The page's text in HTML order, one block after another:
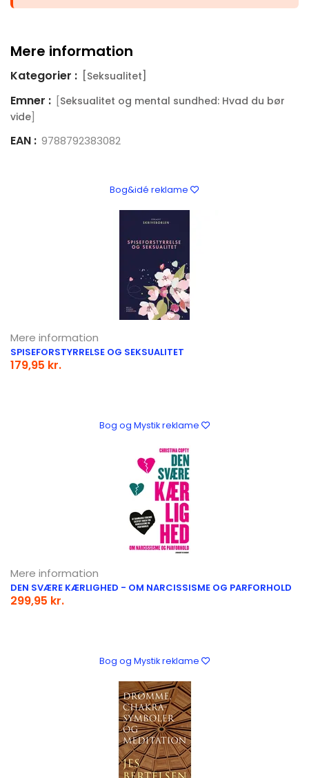
Mere information
Kategorier : [Seksualitet]
Emner : [Seksualitet og mental sundhed: Hvad du bør
vide]
EAN : 9788792383082
Bog&idé reklame
Mere information
SPISEFORSTYRRELSE OG SEKSUALITET
179,95 kr.
Bog og Mystik reklame
Mere information
DEN SVÆRE KÆRLIGHED - OM NARCISSISME OG PARFORHOLD
299,95 kr.
Bog og Mystik reklame